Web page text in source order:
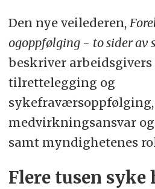
Den nye veilederen,
ogoppfølging - to sider av
beskriver
tilrettelegging og
medvirkningsansvar
samt myndighetenes
Flere tusen syke